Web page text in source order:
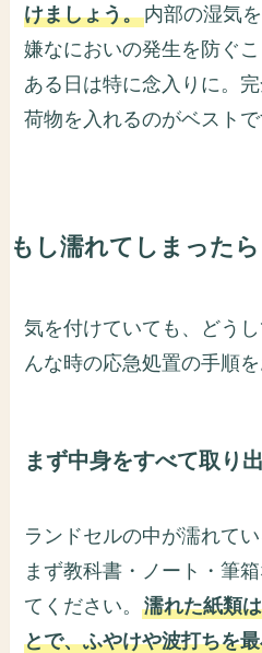
けましょう。内部の湿気
嫌なにおいの発生を防ぐ
ある日は特に念入りに。
荷物を入れるのがベストで
もし濡れてしまった
気を付けていても、どう
んな時の応急処置の手順を
まず中身をすべて取り
ランドセルの中が濡れて
まず教科書・ノート・筆
てください。濡れた紙類
とで、ふやけや波打ちを